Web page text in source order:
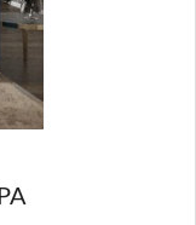
УНИКАЛЬНЫЙ